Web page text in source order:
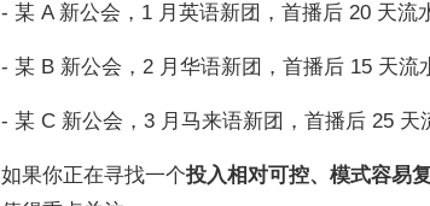
- 某 A 新公会，1 月英语新团，首播后 20 天流
- 某 B 新公会，2 月华语新团，首播后 15 天流
- 某 C 新公会，3 月马来语新团，首播后 25 天
如果你正在寻找一个投入相对可控、模式容易